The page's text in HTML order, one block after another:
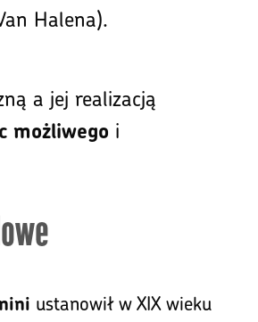
Halena).
a jej realizacją
możliwego i
ustanowił w XIX wieku